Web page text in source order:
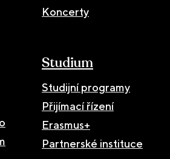
Koncerty
Studium
Studijní programy
Přijímací řízení
Erasmus+
Partnerské instituce